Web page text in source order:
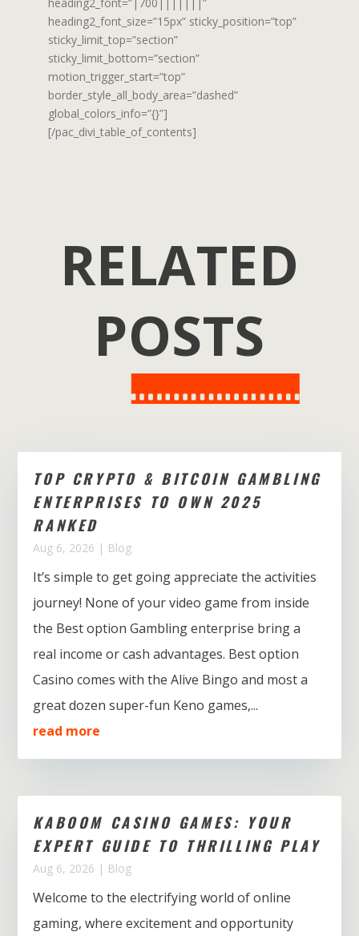
heading2_font_size=”15px” sticky_position=”top”
sticky_limit_top=”section”
sticky_limit_bottom=”section”
motion_trigger_start=”top”
border_style_all_body_area=”dashed”
global_colors_info=”{}”]
[/pac_divi_table_of_contents]
RELATED
POSTS
TOP CRYPTO & BITCOIN GAMBLING
ENTERPRISES TO OWN 2025
RANKED
Aug 6, 2026 | Blog
It’s simple to get going appreciate the activities
journey! None of your video game from inside
the Best option Gambling enterprise bring a
real income or cash advantages. Best option
Casino comes with the Alive Bingo and most a
great dozen super-fun Keno games,...
read more
KABOOM CASINO GAMES: YOUR
EXPERT GUIDE TO THRILLING PLAY
Aug 6, 2026 | Blog
Welcome to the electrifying world of online
gaming, where excitement and opportunity